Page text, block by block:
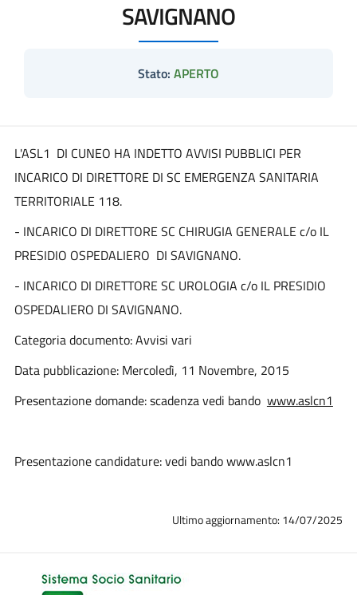
SAVIGNANO
Stato: APERTO
L'ASL1 DI CUNEO HA INDETTO AVVISI PUBBLICI PER
INCARICO DI DIRETTORE DI SC EMERGENZA SANITARIA
TERRITORIALE 118.
- INCARICO DI DIRETTORE SC CHIRUGIA GENERALE c/o IL
PRESIDIO OSPEDALIERO DI SAVIGNANO.
- INCARICO DI DIRETTORE SC UROLOGIA c/o IL PRESIDIO
OSPEDALIERO DI SAVIGNANO.
Categoria documento: Avvisi vari
Data pubblicazione: Mercoledì, 11 Novembre, 2015
Presentazione domande: scadenza vedi bando www.aslcn1
Presentazione candidature: vedi bando www.aslcn1
Ultimo aggiornamento: 14/07/2025